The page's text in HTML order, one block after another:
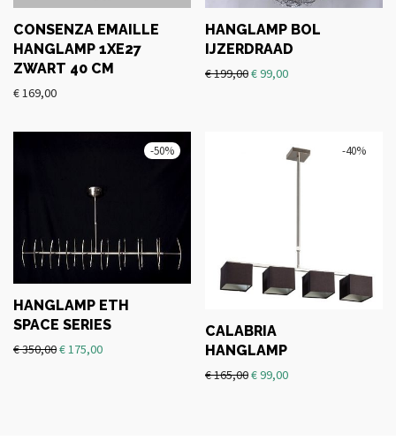
CONSENZA EMAILLE
HANGLAMP 1XE27
ZWART 40 CM
€ 169,00
HANGLAMP BOL
IJZERDRAAD
€199,00€99,00
-50%
HANGLAMP ETH
SPACE SERIES
€350,00€175,00
-40%
CALABRIA
HANGLAMP
€165,00€99,00